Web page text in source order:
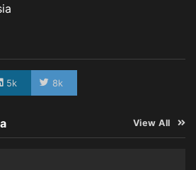
5k 8k
View All